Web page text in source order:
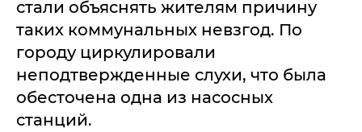
стали объяснять жителям причину
таких коммунальных невзгод. По
городу циркулировали
неподтвержденные слухи, что была
обесточена одна из насосных
станций.